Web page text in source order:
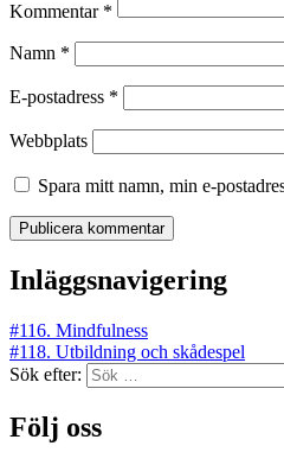
Kommentar *
Namn *
E-postadress *
Webbplats
Spara mitt namn, min e-
Inläggsnavigering
#116. Mindfulness
#118. Utbildning och skådespel
Sök efter:
Följ oss